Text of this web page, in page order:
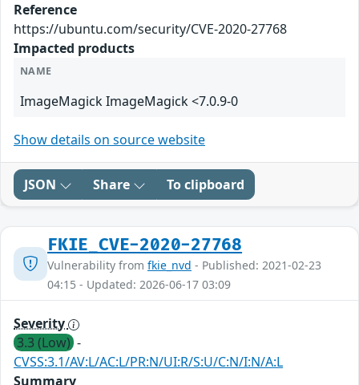
Reference
https://ubuntu.com/security/CVE-2020-27768
Impacted products
NAME
ImageMagick ImageMagick <7.0.9-0
Show details on source website
JSON Share To clipboard
FKIE_CVE-2020-27768
Vulnerability from fkie_nvd - Published: 2021-02-23
04:15 - Updated: 2026-06-17 03:09
Severity
3.3 (Low) -
CVSS:3.1/AV:L/AC:L/PR:N/UI:R/S:U/C:N/I:N/A:L
Summary